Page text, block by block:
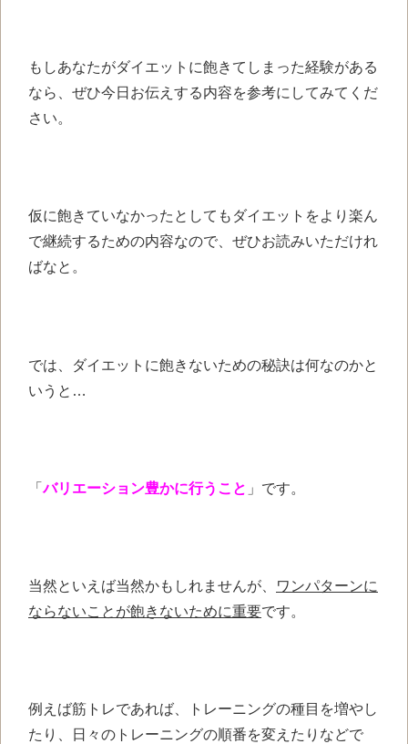
もしあなたがダイエットに飽きてしまった経験がある
なら、 ぜひ今日お伝えする内容を参考にしてみてくだ
さい。
仮に飽きていなかったとしても ダイエットをより楽ん
で継続するための内容なので、 ぜひお読みいただけれ
ばなと。
では、ダイエットに飽きないための秘訣は何なのかと
いうと…
「バリエーション豊かに行うこと 」です。
当然といえば当然かもしれませんが、
ワンパターンに
ならないことが飽きないために重要です。
例えば筋トレであれば、トレーニングの種目を増やし
たり、日々のトレーニングの順番を変えたりなどで